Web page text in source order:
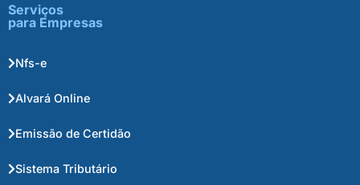
Serviços
para Empresas
Nfs-e
Alvará Online
Emissão de Certidão
Sistema Tributário